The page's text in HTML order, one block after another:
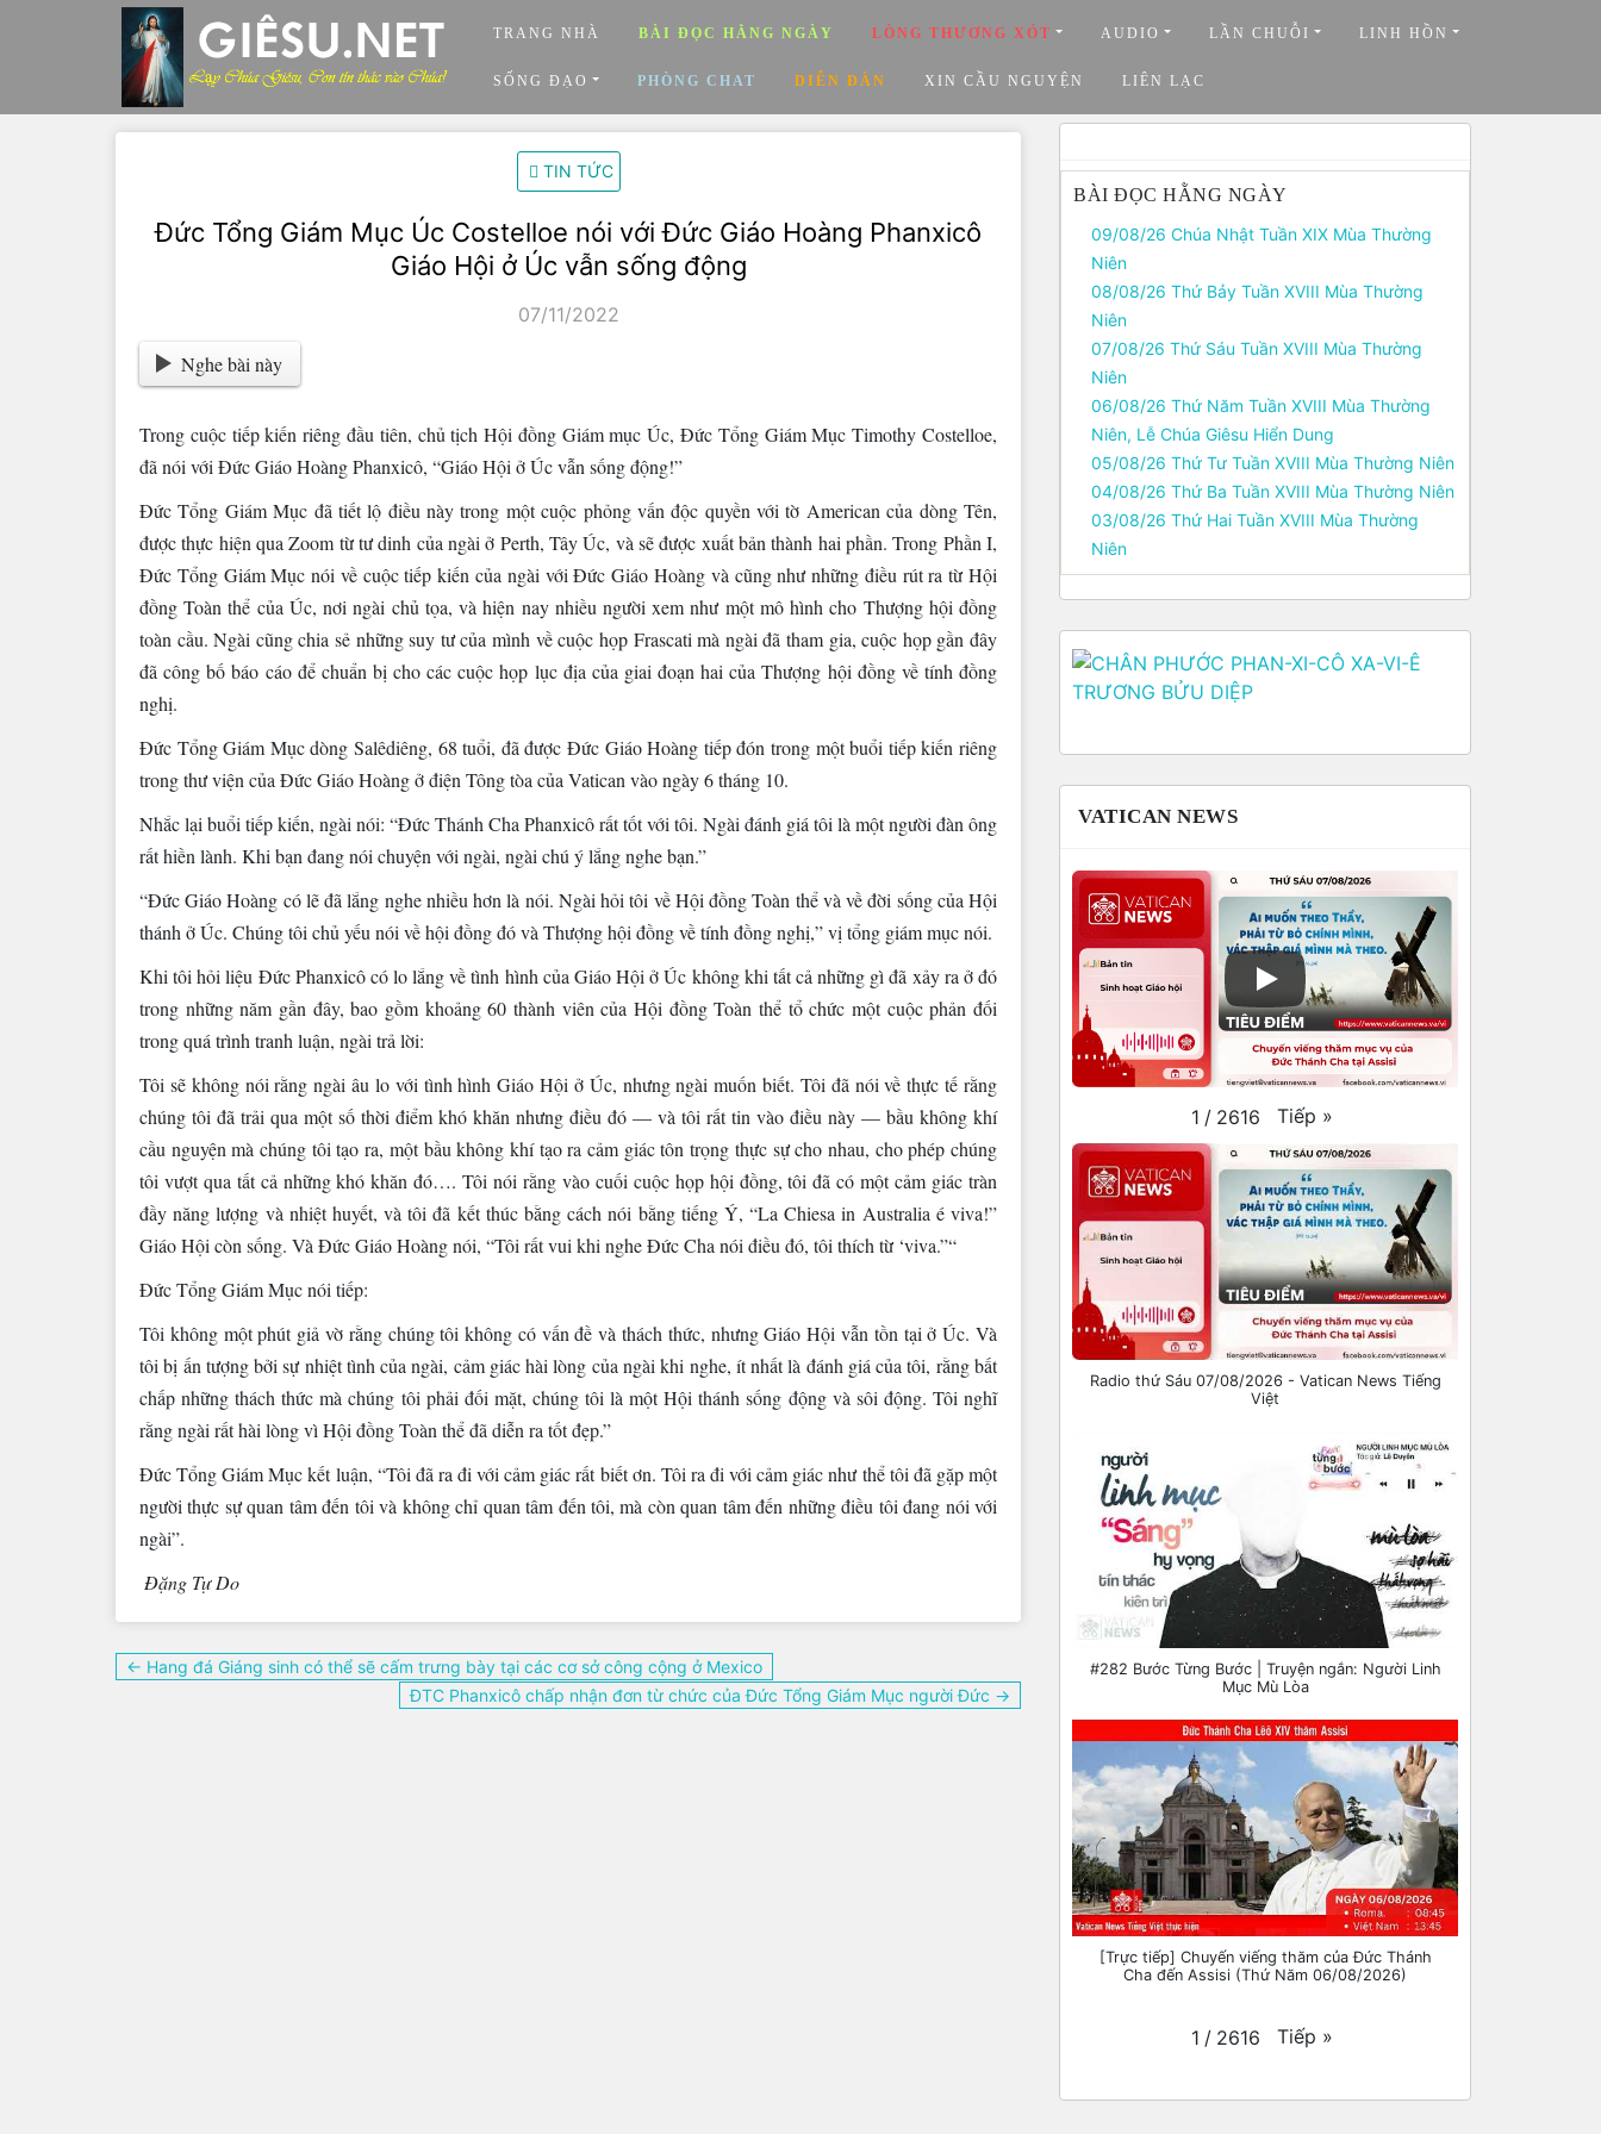
TRANG NHÀ BÀI ĐỌC HẰNG NGÀY LÒNG THƯƠNG XÓT AUDIO LẦN CHUỖI LINH HỒN
SỐNG ĐẠO PHÒNG CHAT DIỄN ĐÀN XIN CẦU NGUYỆN LIÊN LẠC
TIN TỨC
Đức Tổng Giám Mục Úc Costelloe nói với Đức Giáo Hoàng Phanxicô
Giáo Hội ở Úc vẫn sống động
07/11/2022
Nghe bài này
Trong cuộc tiếp kiến riêng đầu tiên, chủ tịch Hội đồng Giám mục Úc, Đức Tổng Giám Mục Timothy Costelloe,
đã nói với Đức Giáo Hoàng Phanxicô, “Giáo Hội ở Úc vẫn sống động!”
Đức Tổng Giám Mục đã tiết lộ điều này trong một cuộc phỏng vấn độc quyền với tờ American của dòng Tên,
được thực hiện qua Zoom từ tư dinh của ngài ở Perth, Tây Úc, và sẽ được xuất bản thành hai phần. Trong Phần I,
Đức Tổng Giám Mục nói về cuộc tiếp kiến của ngài với Đức Giáo Hoàng và cũng như những điều rút ra từ Hội
đồng Toàn thể của Úc, nơi ngài chủ tọa, và hiện nay nhiều người xem như một mô hình cho Thượng hội đồng
toàn cầu. Ngài cũng chia sẻ những suy tư của mình về cuộc họp Frascati mà ngài đã tham gia, cuộc họp gần đây
đã công bố báo cáo để chuẩn bị cho các cuộc họp lục địa của giai đoạn hai của Thượng hội đồng về tính đồng
nghị.
Đức Tổng Giám Mục dòng Salêdiêng, 68 tuổi, đã được Đức Giáo Hoàng tiếp đón trong một buổi tiếp kiến riêng
trong thư viện của Đức Giáo Hoàng ở điện Tông tòa của Vatican vào ngày 6 tháng 10.
Nhắc lại buổi tiếp kiến, ngài nói: “Đức Thánh Cha Phanxicô rất tốt với tôi. Ngài đánh giá tôi là một người đàn ông
rất hiền lành. Khi bạn đang nói chuyện với ngài, ngài chú ý lắng nghe bạn.”
“Đức Giáo Hoàng có lẽ đã lắng nghe nhiều hơn là nói. Ngài hỏi tôi về Hội đồng Toàn thể và về đời sống của Hội
thánh ở Úc. Chúng tôi chủ yếu nói về hội đồng đó và Thượng hội đồng về tính đồng nghị,” vị tổng giám mục nói.
Khi tôi hỏi liệu Đức Phanxicô có lo lắng về tình hình của Giáo Hội ở Úc không khi tất cả những gì đã xảy ra ở đó
trong những năm gần đây, bao gồm khoảng 60 thành viên của Hội đồng Toàn thể tổ chức một cuộc phản đối
trong quá trình tranh luận, ngài trả lời:
Tôi sẽ không nói rằng ngài âu lo với tình hình Giáo Hội ở Úc, nhưng ngài muốn biết. Tôi đã nói về thực tế rằng
chúng tôi đã trải qua một số thời điểm khó khăn nhưng điều đó — và tôi rất tin vào điều này — bầu không khí
cầu nguyện mà chúng tôi tạo ra, một bầu không khí tạo ra cảm giác tôn trọng thực sự cho nhau, cho phép chúng
tôi vượt qua tất cả những khó khăn đó…. Tôi nói rằng vào cuối cuộc họp hội đồng, tôi đã có một cảm giác tràn
đầy năng lượng và nhiệt huyết, và tôi đã kết thúc bằng cách nói bằng tiếng Ý, “La Chiesa in Australia é viva!”
Giáo Hội còn sống. Và Đức Giáo Hoàng nói, “Tôi rất vui khi nghe Đức Cha nói điều đó, tôi thích từ ‘viva.”“
Đức Tổng Giám Mục nói tiếp:
Tôi không một phút giả vờ rằng chúng tôi không có vấn đề và thách thức, nhưng Giáo Hội vẫn tồn tại ở Úc. Và
tôi bị ấn tượng bởi sự nhiệt tình của ngài, cảm giác hài lòng của ngài khi nghe, ít nhất là đánh giá của tôi, rằng bất
chấp những thách thức mà chúng tôi phải đối mặt, chúng tôi là một Hội thánh sống động và sôi động. Tôi nghĩ
rằng ngài rất hài lòng vì Hội đồng Toàn thể đã diễn ra tốt đẹp.”
Đức Tổng Giám Mục kết luận, “Tôi đã ra đi với cảm giác rất biết ơn. Tôi ra đi với cảm giác như thể tôi đã gặp một
người thực sự quan tâm đến tôi và không chỉ quan tâm đến tôi, mà còn quan tâm đến những điều tôi đang nói với
ngài”.
Đặng Tự Do
Điều
hướng
← Hang đá Giáng sinh có thể sẽ cấm trưng bày tại các cơ sở công cộng ở Mexico
ĐTC Phanxicô chấp nhận đơn từ chức của Đức Tổng Giám Mục người Đức →
BÀI ĐỌC HẰNG NGÀY
09/08/26 Chúa Nhật Tuần XIX Mùa Thường
Niên
08/08/26 Thứ Bảy Tuần XVIII Mùa Thường
Niên
07/08/26 Thứ Sáu Tuần XVIII Mùa Thường
Niên
06/08/26 Thứ Năm Tuần XVIII Mùa Thường
Niên, Lễ Chúa Giêsu Hiển Dung
05/08/26 Thứ Tư Tuần XVIII Mùa Thường Niên
04/08/26 Thứ Ba Tuần XVIII Mùa Thường Niên
03/08/26 Thứ Hai Tuần XVIII Mùa Thường
Niên
VATICAN NEWS
1 / 2616 Tiếp »
Radio thứ Sáu 07/08/2026 - Vatican News Tiếng
Việt
#282 Bước Từng Bước | Truyện ngắn: Người Linh
Mục Mù Lòa
[Trực tiếp] Chuyến viếng thăm của Đức Thánh
Cha đến Assisi (Thứ Năm 06/08/2026)
1 / 2616 Tiếp »